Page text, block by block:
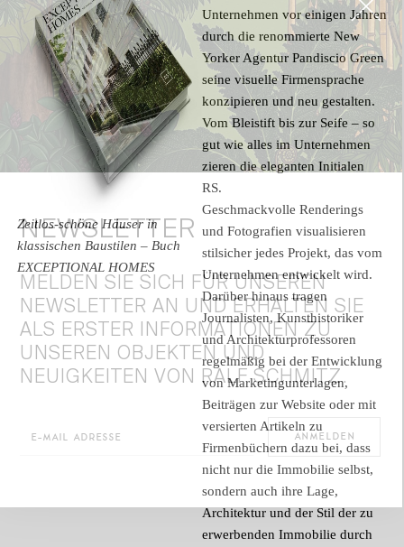
Zeitlos-schöne Häuser in
klassischen Baustilen – Buch
EXCEPTIONAL HOMES
Unternehmen vor einigen Jahren
durch die renommierte New
Yorker Agentur Pandiscio Green
seine visuelle Firmensprache
konzipieren und neu gestalten.
Vom Bleistift bis zur Seife – so
gut wie alles im Unternehmen
zieren die eleganten Initialen
RS.
Geschmackvolle Renderings
und Fotografien visualisieren
stilsicher jedes Projekt, das vom
Unternehmen entwickelt wird.
Darüber hinaus tragen
Journalisten, Kunsthistoriker
und Architekturprofessoren
regelmäßig bei der Entwicklung
von Marketingunterlagen,
Beiträgen zur Website oder mit
versierten Artikeln zu
Firmenbüchern dazu bei, dass
nicht nur die Immobilie selbst,
sondern auch ihre Lage,
Architektur und der Stil der zu
erwerbenden Immobilie durch
NEWSLETTER
MELDEN SIE SICH FÜR UNSEREN
NEWSLETTER AN UND ERHALTEN SIE
ALS ERSTER INFORMATIONEN ZU
UNSEREN OBJEKTEN UND
NEUIGKEITEN VON RALF SCHMITZ.